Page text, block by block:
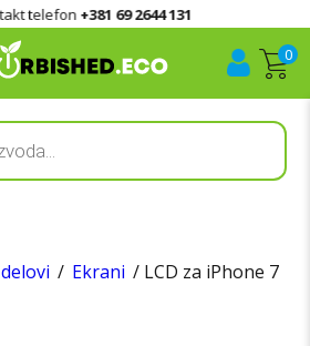
telefon+381 69 2644 131
0
/ Ekrani / LCD za iPhone 7